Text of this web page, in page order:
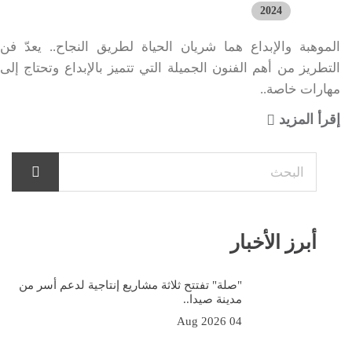
2024
الموهبة والإبداع هما شريان الحياة لطريق النجاح.. يعدّ فن
التطريز من أهم الفنون الجميلة التي تتميز بالإبداع وتحتاج إلى
مهارات خاصة..
إقرأ المزيد
أبرز الأخبار
"صلة" تفتتح ثلاثة مشاريع إنتاجية لدعم أسر من
مدينة صيدا..
04 Aug 2026